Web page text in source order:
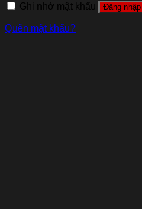
Ghi nhớ mật khẩu Đăng nhập
Quên mật khẩu?